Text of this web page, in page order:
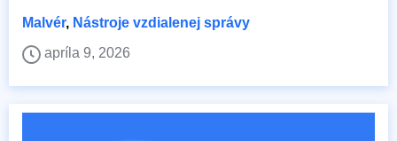
Malvér, Nástroje vzdialenej správy
apríla 9, 2026